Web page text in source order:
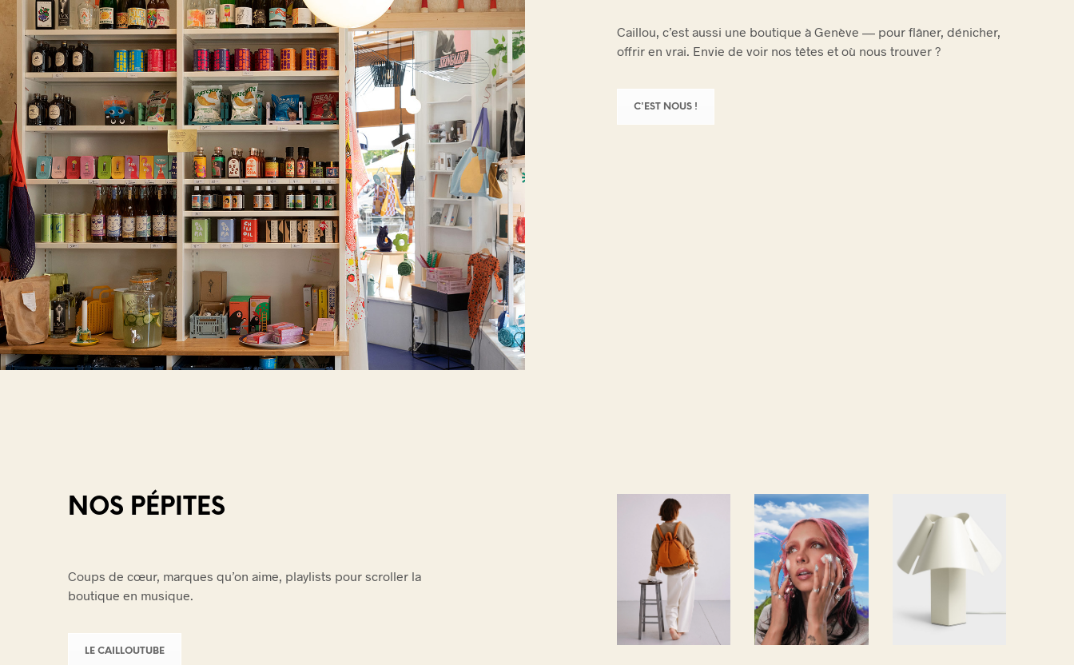
Caillou, c’est aussi une boutique à Genève — pour flâner, dénicher,
offrir en vrai. Envie de voir nos têtes et où nous trouver ?
C'EST NOUS !
NOS PÉPITES
Coups de cœur, marques qu’on aime, playlists pour scroller la
boutique en musique.
LE CAILLOUTUBE
Ölend
La
sélectio
n
cosméti
ques de
Caillou
Beln, la
lampe
qui a du
caractèr